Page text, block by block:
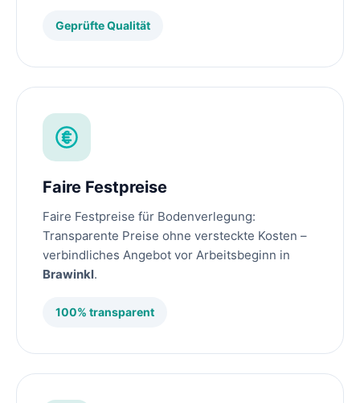
Geprüfte Qualität
Faire Festpreise
Faire Festpreise für Bodenverlegung:
Transparente Preise ohne versteckte Kosten –
verbindliches Angebot vor Arbeitsbeginn in
Brawinkl.
100% transparent